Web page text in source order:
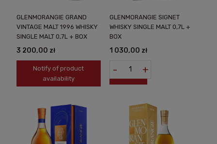
GLENMORANGIE GRAND
VINTAGE MALT 1996 WHISKY
SINGLE MALT 0,7L + BOX
3 200,00 zł
Notify of product
availability
GLENMORANGIE SIGNET
WHISKY SINGLE MALT 0,7L +
BOX
1 030,00 zł
- +